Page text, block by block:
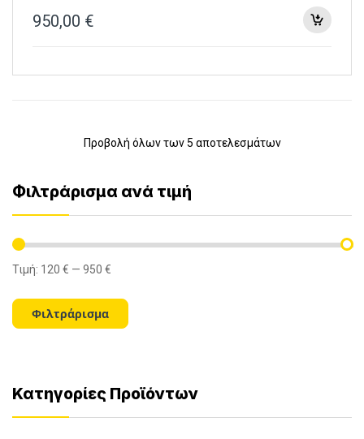
950,00 €
Προβολή όλων των 5 αποτελεσμάτων
Φιλτράρισμα ανά τιμή
Ελάχιστη
Μέγιστη
Φιλτράρισμα
Τιμή: 120 € — 950 €
Κατηγορίες Προϊόντων